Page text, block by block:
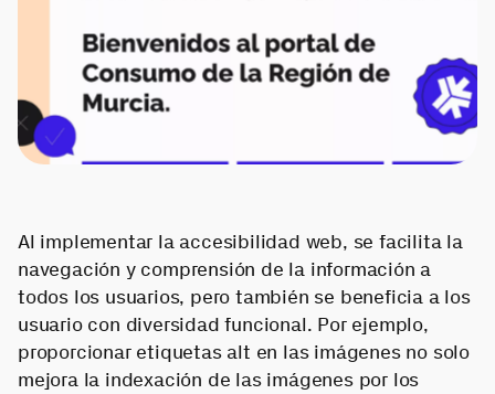
Al implementar la accesibilidad web, se facilita la
navegación y comprensión de la información a
todos los usuarios, pero también se beneficia a los
usuario con diversidad funcional. Por ejemplo,
proporcionar etiquetas alt en las imágenes no solo
mejora la indexación de las imágenes por los